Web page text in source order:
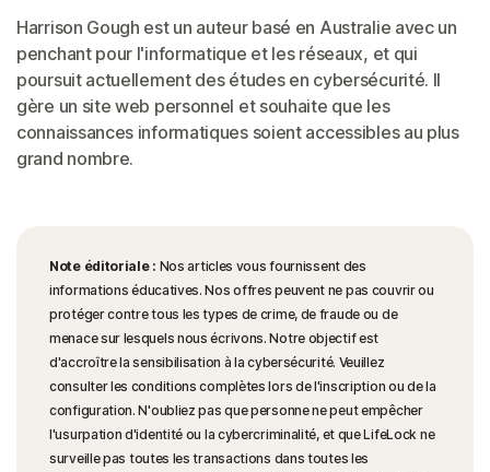
Harrison Gough est un auteur basé en Australie avec un
penchant pour l'informatique et les réseaux, et qui
poursuit actuellement des études en cybersécurité. Il
gère un site web personnel et souhaite que les
connaissances informatiques soient accessibles au plus
grand nombre.
Note éditoriale : Nos articles vous fournissent des
informations éducatives. Nos offres peuvent ne pas couvrir ou
protéger contre tous les types de crime, de fraude ou de
menace sur lesquels nous écrivons. Notre objectif est
d'accroître la sensibilisation à la cybersécurité. Veuillez
consulter les conditions complètes lors de l'inscription ou de la
configuration. N'oubliez pas que personne ne peut empêcher
l'usurpation d'identité ou la cybercriminalité, et que LifeLock ne
surveille pas toutes les transactions dans toutes les